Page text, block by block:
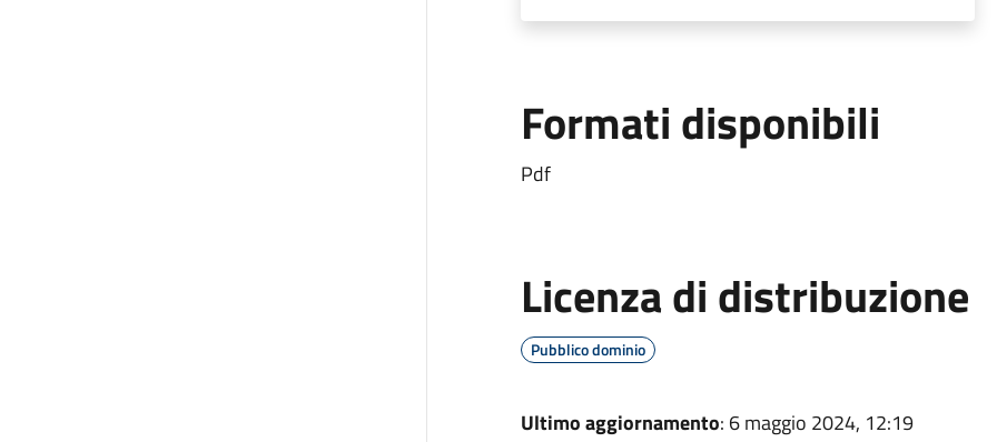
Formati disponibili
Pdf
Licenza di distribuzione
Pubblico dominio
Ultimo aggiornamento: 6 maggio 2024, 12:19